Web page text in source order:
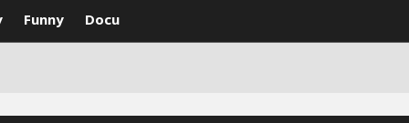
Funny Docu